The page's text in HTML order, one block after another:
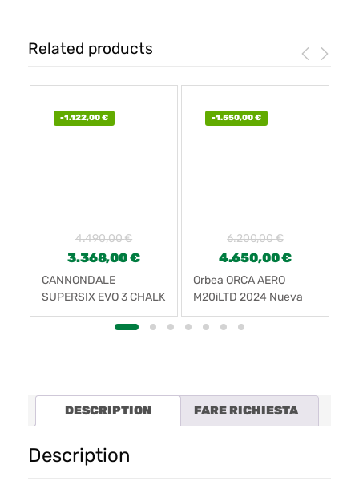
Related products
-1.122,00€
4.490,00€
3.368,00€
CANNONDALE
SUPERSIX EVO 3 CHALK
(2024)
-1.550,00€
6.200,00€
4.650,00€
Orbea ORCA AERO
M20iLTD 2024 Nueva
DESCRIPTION FARE RICHIESTA
Description